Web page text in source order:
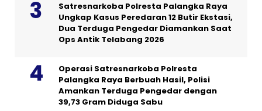
Satresnarkoba Polresta Palangka Raya
Ungkap Kasus Peredaran 12 Butir Ekstasi,
Dua Terduga Pengedar Diamankan Saat
Ops Antik Telabang 2026
Operasi Satresnarkoba Polresta
Palangka Raya Berbuah Hasil, Polisi
Amankan Terduga Pengedar dengan
39,73 Gram Diduga Sabu